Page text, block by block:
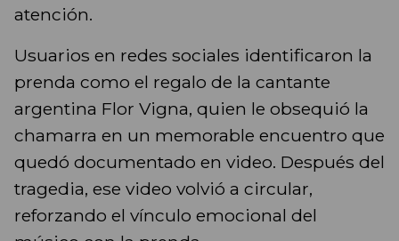
atención.
Usuarios en redes sociales identificaron la
prenda como el regalo de la cantante
argentina Flor Vigna, quien le obsequió la
chamarra en un memorable encuentro que
quedó documentado en video. Después del
tragedia, ese video volvió a circular,
reforzando el vínculo emocional del